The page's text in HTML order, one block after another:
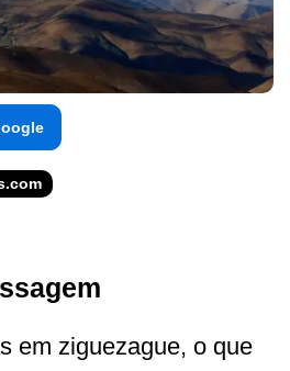
em ziguezague, o que